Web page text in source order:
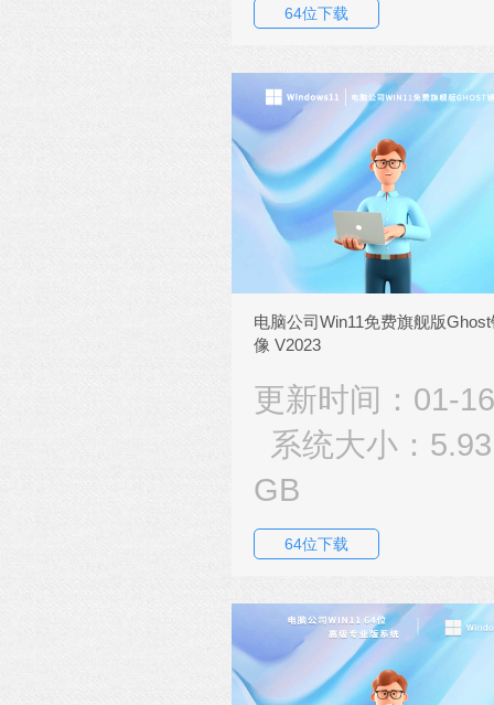
64位下载
电脑公司Win11免费旗舰版Ghost
像 V2023
更新时间：01-16
系统大小：5.93
GB
64位下载